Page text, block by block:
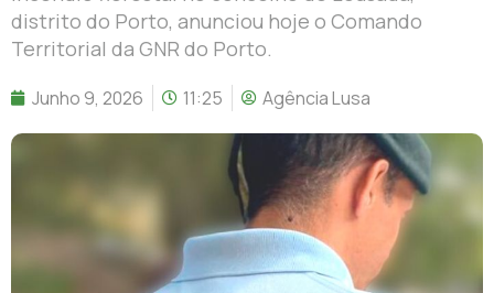
distrito do Porto, anunciou hoje o Comando
Territorial da GNR do Porto.
Junho 9, 2026 11:25 Agência Lusa